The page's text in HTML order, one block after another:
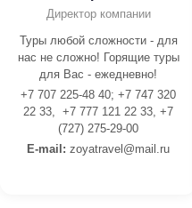
Директор компании
Туры любой сложности - для
нас не сложно! Горящие туры
для Вас - ежедневно!
+7 707 225-48 40; +7 747 320
22 33, +7 777 121 22 33, +7
(727) 275-29-00
E-mail: zoyatravel@mail.ru